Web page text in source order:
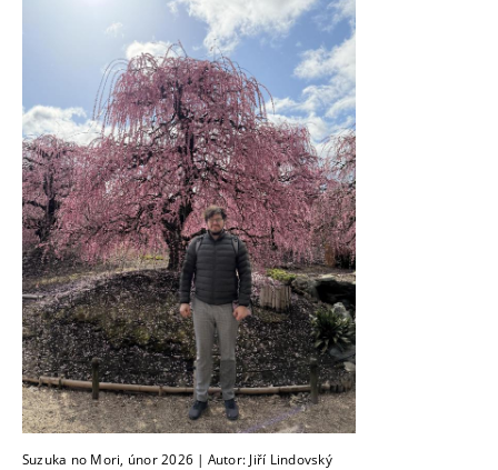
Suzuka no Mori, únor 2026 | Autor: Jiří Lindovský